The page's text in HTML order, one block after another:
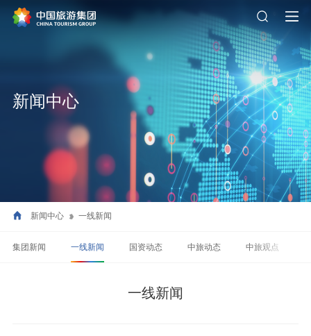
新闻中心
新闻中心 一线新闻
集团新闻 一线新闻 国资动态 中旅动态 中旅观点
一线新闻